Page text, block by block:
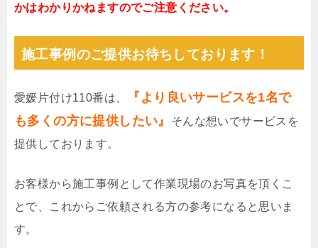
かはわかりかねますのでご注意ください。
施工事例のご提供お待ちしております！
愛媛片付け110番は、
『より良いサービスを1名で
も多くの方に提供したい』
そんな想いでサービスを
提供しております。
お客様から施工事例として作業現場のお写真を頂くこ
とで、これからご依頼される方の参考になると思いま
す。